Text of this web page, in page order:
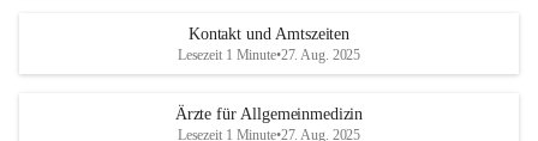
Kontakt und Amtszeiten
Lesezeit 1 Minute•27. Aug. 2025
Ärzte für Allgemeinmedizin
Lesezeit 1 Minute•27. Aug. 2025